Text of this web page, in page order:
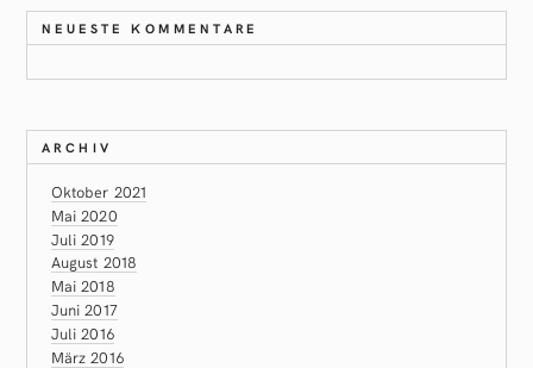
NEUESTE KOMMENTARE
ARCHIV
Oktober 2021
Mai 2020
Juli 2019
August 2018
Mai 2018
Juni 2017
Juli 2016
März 2016